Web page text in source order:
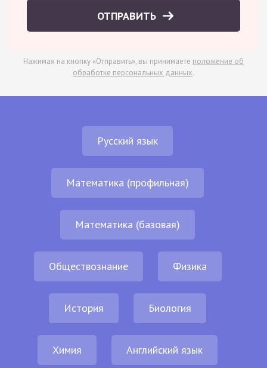
ОТПРАВИТЬ
Нажимая на кнопку «Отправить», вы принимаете положение об
обработке персональных данных.
Русский язык
Математика (профильная)
Математика (базовая)
Обществознание Физика
История Биология
Химия Английский язык